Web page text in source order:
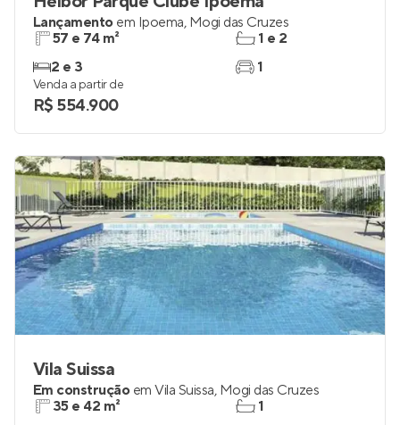
Lançamento em Ipoema, Mogi das Cruzes
57 e 74 m²
2 e 3
1 e 2
1
Venda a partir de
R$ 554.900
Vila Suissa
Em construção em Vila Suissa, Mogi das Cruzes
35 e 42 m²
1